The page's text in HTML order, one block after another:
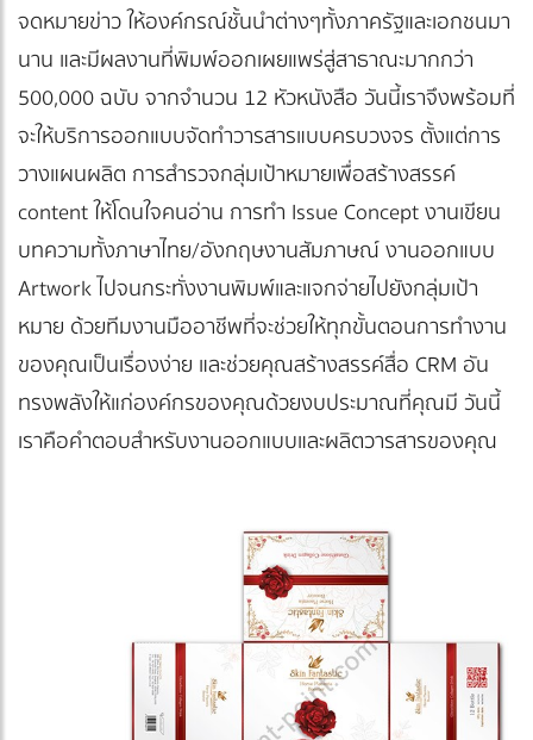
จดหมายข่าว ให้องค์กรณ์ชั้นนำต่างๆทั้งภาครัฐและเอกชนมา
นาน และมีผลงานที่พิมพ์ออกเผยแพร่สู่สาธาณะมากกว่า
500,000 ฉบับ จากจำนวน 12 หัวหนังสือ วันนี้เราจึงพร้อมที่
จะให้บริการออกแบบจัดทำวารสารแบบครบวงจร ตั้งแต่การ
วางแผนผลิต การสำรวจกลุ่มเป้าหมายเพื่อสร้างสรรค์
content ให้โดนใจคนอ่าน การทำ Issue Concept งานเขียน
บทความทั้งภาษาไทย/อังกฤษ งานสัมภาษณ์ งานออกแบบ
Artwork ไปจนกระทั่งงานพิมพ์และแจกจ่ายไปยังกลุ่มเป้า
หมาย ด้วยทีมงานมืออาชีพที่จะช่วยให้ทุกขั้นตอนการทำงาน
ของคุณเป็นเรื่องง่าย และช่วยคุณสร้างสรรค์สื่อ CRM อัน
ทรงพลังให้แก่องค์กรของคุณด้วยงบประมาณที่คุณมี วันนี้
เราคือคำตอบสำหรับงานออกแบบและผลิตวารสารของคุณ